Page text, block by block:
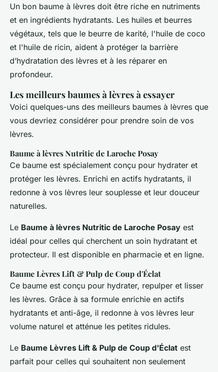
Un bon baume à lèvres doit être riche en nutriments
et en ingrédients hydratants. Les huiles et beurres
végétaux, tels que le beurre de karité, l'huile de coco
et l'huile de ricin, aident à protéger la barrière
d’hydratation des lèvres et à les réparer en
profondeur.
Les meilleurs baumes à lèvres à essayer
Voici quelques-uns des meilleurs baumes à lèvres que
vous devriez considérer pour prendre soin de vos
lèvres.
Baume à lèvres Nutritic de Laroche Posay
Ce baume est spécialement conçu pour hydrater et
protéger les lèvres. Enrichi en actifs hydratants, il
redonne à vos lèvres leur souplesse et leur douceur
naturelles.
Le Baume à lèvres Nutritic de Laroche Posay est
idéal pour celles qui cherchent un soin hydratant et
protecteur. Il est disponible en pharmacie et en ligne.
Baume Lèvres Lift & Pulp de Coup d'Éclat
Ce baume est conçu pour hydrater, repulper et lisser
les lèvres. Grâce à sa formule enrichie en actifs
hydratants et anti-âge, il redonne à vos lèvres leur
volume naturel et atténue les petites ridules.
Le Baume Lèvres Lift & Pulp de Coup d'Éclat est
parfait pour celles qui souhaitent non seulement